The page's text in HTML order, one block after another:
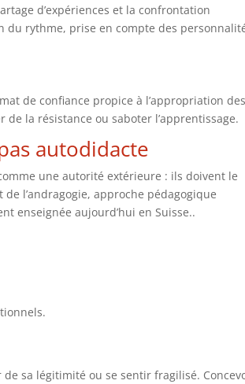
d’expériences et la confrontation
du rythme, prise en compte des
de confiance propice à l’appropriation des
la résistance ou saboter l’apprentissage.
autodidacte
une autorité extérieure : ils doivent le
l’andragogie, approche pédagogique
enseignée aujourd’hui en Suisse..
sa légitimité ou se sentir fragilisé.